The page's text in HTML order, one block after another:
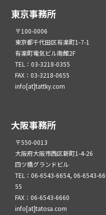
東京事務所
〒100-0006
東京都千代田区有楽町1-7-1
有楽町電気ビル南館2F
TEL：03-3218-0355
FAX：03-3218-0655
info[at]tattky.com
大阪事務所
〒550-0013
大阪府大阪市西区新町1-4-26
四ツ橋グランドビル
TEL：06-6543-6654, 06-6543-66
55
FAX：06-6543-6660
info[at]tatosa.com